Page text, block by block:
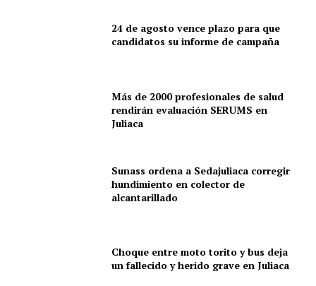
24 de agosto vence plazo para que
candidatos su informe de campaña
Más de 2000 profesionales de salud
rendirán evaluación SERUMS en
Juliaca
Sunass ordena a Sedajuliaca corregir
hundimiento en colector de
alcantarillado
Choque entre moto torito y bus deja
un fallecido y herido grave en Juliaca